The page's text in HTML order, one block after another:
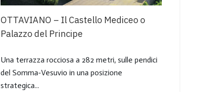
OTTAVIANO – Il Castello Mediceo o
Palazzo del Principe
Una terrazza rocciosa a 282 metri, sulle pendici
del Somma-Vesuvio in una posizione
strategica...